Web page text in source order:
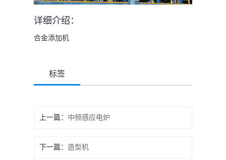
详细介绍：
合金添加机
标签
上一篇： 中频感应电炉
下一篇：造型机